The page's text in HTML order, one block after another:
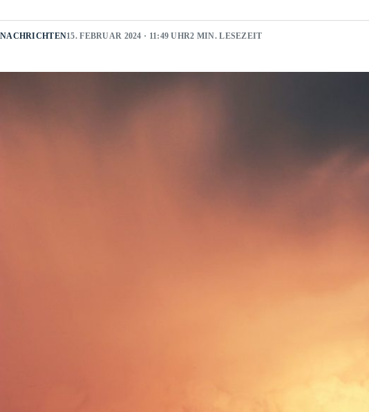
NACHRICHTEN15. FEBRUAR 2024 · 11:49 UHR2 MIN. LESEZEIT